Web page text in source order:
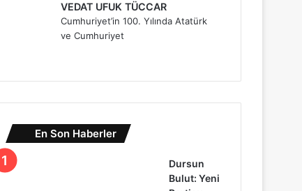
VEDAT UFUK TÜCCAR
Cumhuriyet’in 100. Yılında Atatürk
ve Cumhuriyet
En Son Haberler
Dursun
Bulut: Yeni